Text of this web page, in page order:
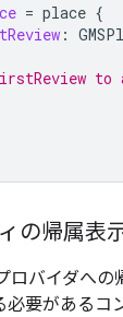
= place {
:
to
の帰属表
ロバイダへ
必要があるコ